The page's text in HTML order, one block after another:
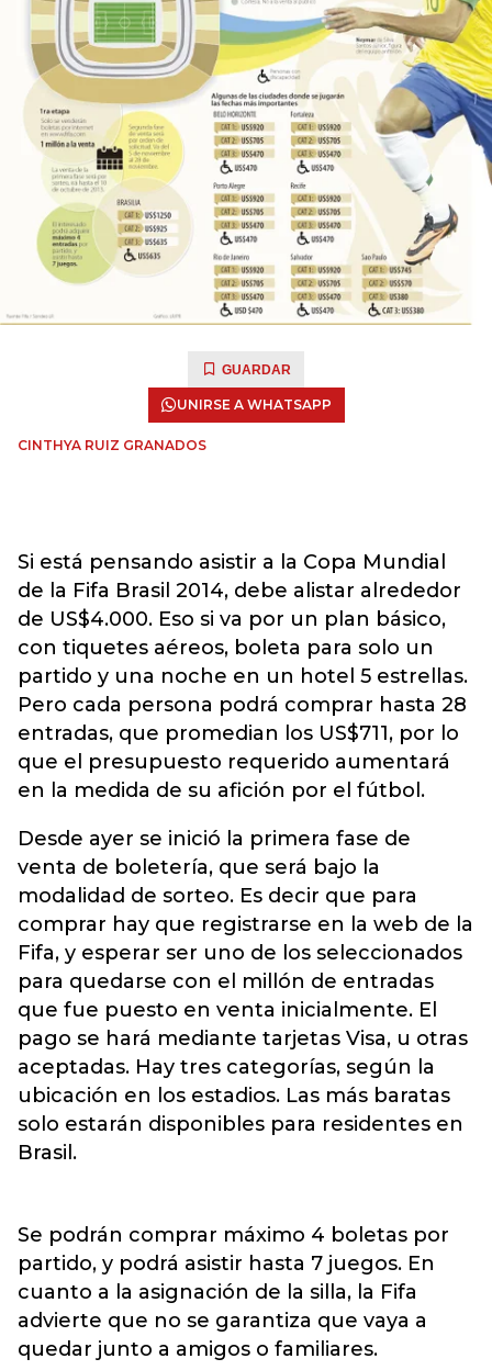
GUARDAR
UNIRSE A WHATSAPP
CINTHYA RUIZ GRANADOS
Si está pensando asistir a la Copa Mundial
de la Fifa Brasil 2014, debe alistar alrededor
de US$4.000. Eso si va por un plan básico,
con tiquetes aéreos, boleta para solo un
partido y una noche en un hotel 5 estrellas.
Pero cada persona podrá comprar hasta 28
entradas, que promedian los US$711, por lo
que el presupuesto requerido aumentará
en la medida de su afición por el fútbol.
Desde ayer se inició la primera fase de
venta de boletería, que será bajo la
modalidad de sorteo. Es decir que para
comprar hay que registrarse en la web de la
Fifa, y esperar ser uno de los seleccionados
para quedarse con el millón de entradas
que fue puesto en venta inicialmente. El
pago se hará mediante tarjetas Visa, u otras
aceptadas. Hay tres categorías, según la
ubicación en los estadios. Las más baratas
solo estarán disponibles para residentes en
Brasil.
Se podrán comprar máximo 4 boletas por
partido, y podrá asistir hasta 7 juegos. En
cuanto a la asignación de la silla, la Fifa
advierte que no se garantiza que vaya a
quedar junto a amigos o familiares.